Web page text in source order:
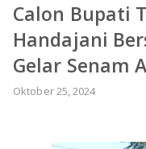
DAERAH
NASIONAL
DAERAH
HUKUM-KRIMINAL
PENDIDIKAN
Calon Bupati
Handajani
Gelar Senam
Oktober 25, 2024